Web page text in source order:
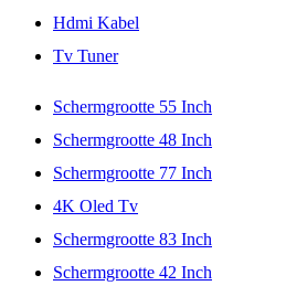
Hdmi Kabel
Tv Tuner
Schermgrootte 55 Inch
Schermgrootte 48 Inch
Schermgrootte 77 Inch
4K Oled Tv
Schermgrootte 83 Inch
Schermgrootte 42 Inch